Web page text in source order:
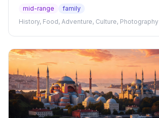
mid-range
family
History, Food, Adventure, Culture, Photography